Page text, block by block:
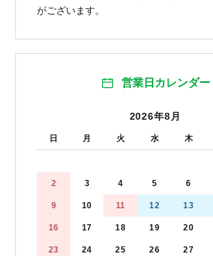
がございます。
営業日カレンダー
2026年8月
日 月 火 水 木
2 3 4 5 6
9 10 11 12 13
16 17 18 19 20
23 24 25 26 27